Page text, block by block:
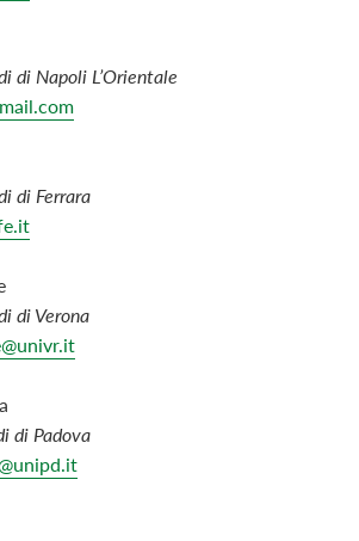
di Napoli L’Orientale
di Ferrara
di Verona
di Padova